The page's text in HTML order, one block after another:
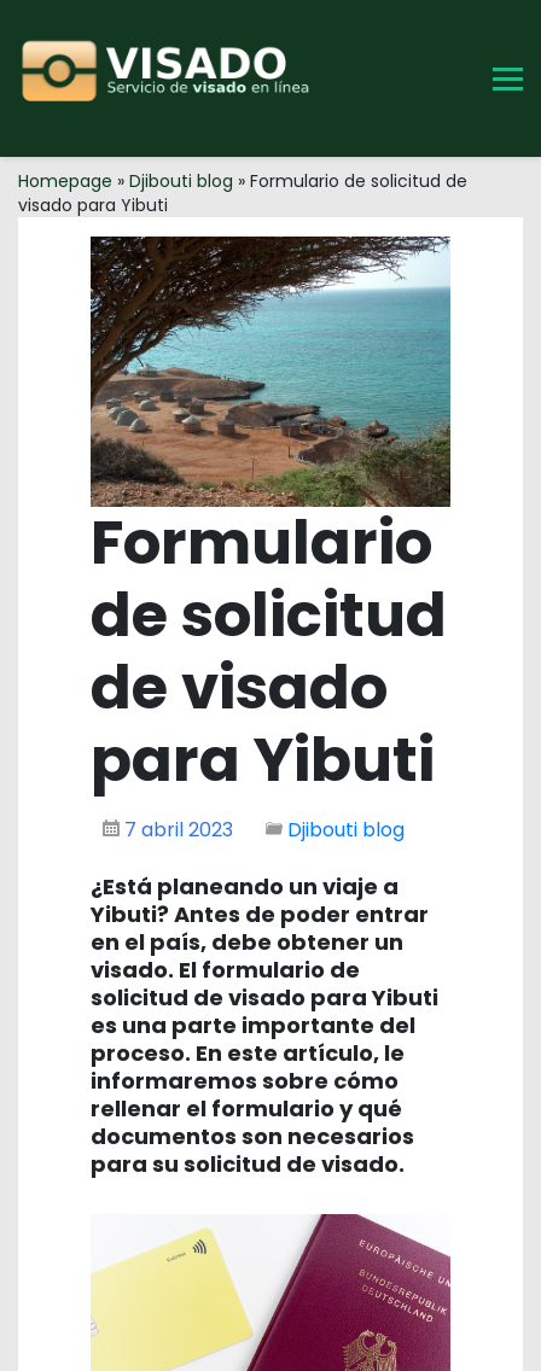
content
Homepage » Djibouti blog » Formulario de solicitud de
visado para Yibuti
Formulario
de solicitud
de visado
para Yibuti
7 abril 2023 Djibouti blog
¿Está planeando un viaje a
Yibuti? Antes de poder entrar
en el país, debe obtener un
visado. El formulario de
solicitud de visado para Yibuti
es una parte importante del
proceso. En este artículo, le
informaremos sobre cómo
rellenar el formulario y qué
documentos son necesarios
para su solicitud de visado.